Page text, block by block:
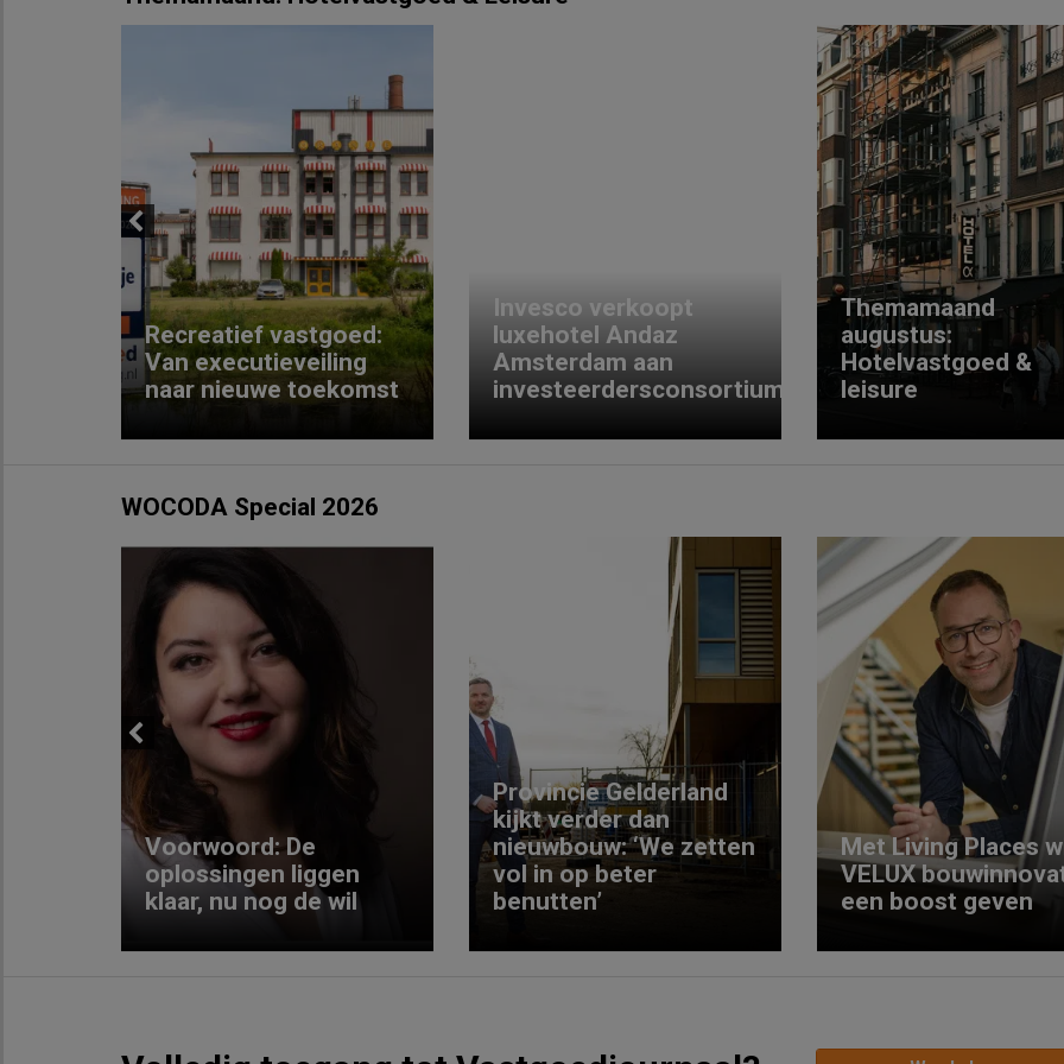
Previous
Recreatief vastgoed:
Van executieveiling
naar nieuwe toekomst
Invesco verkoopt
luxehotel Andaz
Amsterdam aan
investeerdersconsortium
Themamaand
augustus:
Hotelvastgoed &
leisure
WOCODA Special 2026
Previous
Voorwoord: De
oplossingen liggen
klaar, nu nog de wil
Provincie Gelderland
kijkt verder dan
nieuwbouw: ‘We zetten
vol in op beter
benutten’
Met Living Places
VELUX
een boost geven